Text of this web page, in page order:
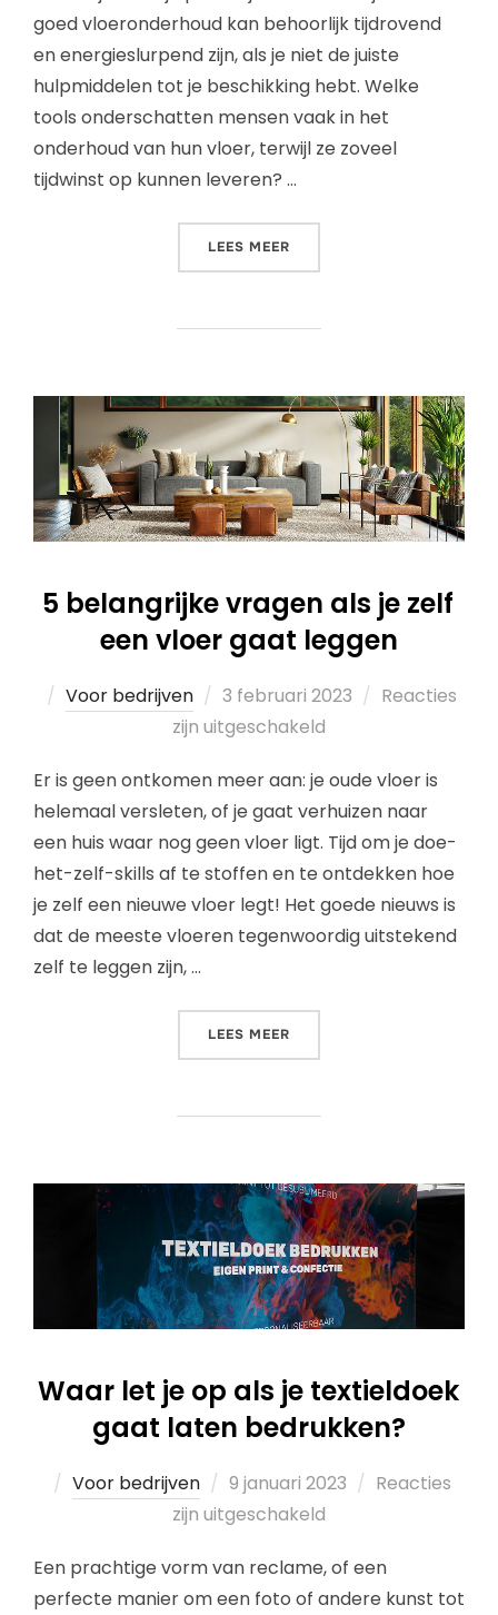
goed vloeronderhoud kan behoorlijk tijdrovend
en energieslurpend zijn, als je niet de juiste
hulpmiddelen tot je beschikking hebt. Welke
tools onderschatten mensen vaak in het
onderhoud van hun vloer, terwijl ze zoveel
tijdwinst op kunnen leveren? …
LEES MEER
5 belangrijke vragen als je zelf
een vloer gaat leggen
Voor bedrijven 3 februari 2023
Reacties
zijn uitgeschakeld
Er is geen ontkomen meer aan: je oude vloer is
helemaal versleten, of je gaat verhuizen naar
een huis waar nog geen vloer ligt. Tijd om je doe-
het-zelf-skills af te stoffen en te ontdekken hoe
je zelf een nieuwe vloer legt! Het goede nieuws is
dat de meeste vloeren tegenwoordig uitstekend
zelf te leggen zijn, …
LEES MEER
Waar let je op als je textieldoek
gaat laten bedrukken?
Voor bedrijven 9 januari 2023
Reacties
zijn uitgeschakeld
Een prachtige vorm van reclame, of een
perfecte manier om een foto of andere kunst tot